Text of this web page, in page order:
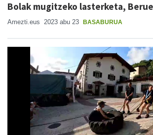
Bolak mugitzeko lasterketa,
Amezti.eus 2023 abu 23 BASABURUA